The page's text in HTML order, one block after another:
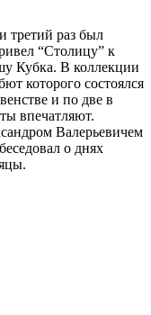
третий раз был
“Столицу” к
Кубка. В коллекции
которого состоялся
и по две в
впечатляют.
Валерьевичем
о днях